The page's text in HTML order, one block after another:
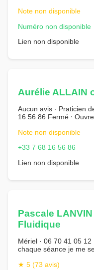
Note non disponible
Numéro non disponible
Lien non disponible
Aurélie ALLAIN
Aucun avis · Praticien
16 56 86 Fermé ⋅
Note non disponible
+33 7 68 16 56 86
Lien non disponible
Pascale
Fluidique
Mériel · 06 70 41 05
chaque séance je me
★ 5 (73 avis)